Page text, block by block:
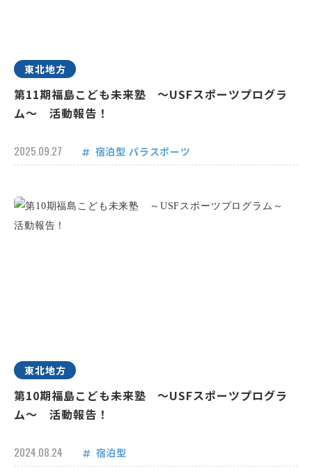
東北地方
第11期福島こども未来塾 ～USFスポーツプログラ
ム～ 活動報告！
2025.09.27 宿泊型 パラスポーツ
東北地方
第10期福島こども未来塾 ～USFスポーツプログラ
ム～ 活動報告！
2024.08.24 宿泊型